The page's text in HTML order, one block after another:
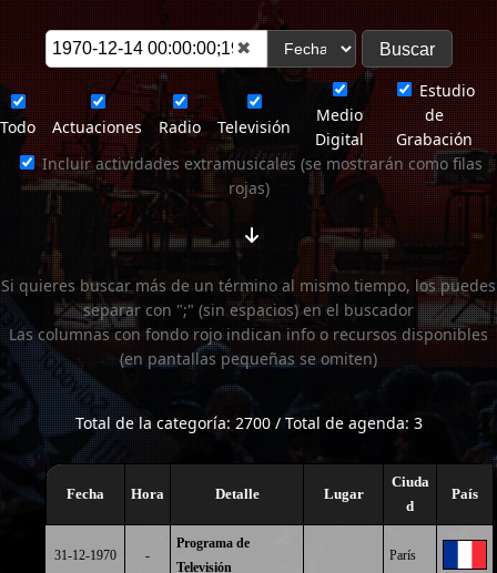
✖
Todo Actuaciones Radio Televisión
Medio
Digital
Estudio
de
Grabación
Incluir actividades extramusicales (se mostrarán como filas
rojas)
Si quieres buscar más de un término al mismo tiempo, los puedes
separar con ";" (sin espacios) en el buscador
Las columnas con fondo rojo indican info o recursos disponibles
(en pantallas pequeñas se omiten)
Total de la categoría: 2700 / Total de agenda: 3
Fecha Hora Detalle Lugar
Ciuda
d
País
31-12-1970 -
Programa de
Televisión
París